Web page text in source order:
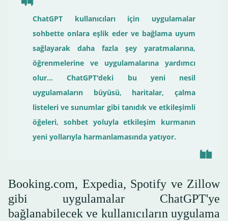
ChatGPT kullanıcıları için uygulamalar
sohbette onlara eşlik eder ve bağlama uyum
sağlayarak daha fazla şey yaratmalarına,
öğrenmelerine ve uygulamalarına yardımcı
olur... ChatGPT'deki bu yeni nesil
uygulamaların büyüsü, haritalar, çalma
listeleri ve sunumlar gibi tanıdık ve etkileşimli
öğeleri, sohbet yoluyla etkileşim kurmanın
yeni yollarıyla harmanlamasında yatıyor.
Booking.com, Expedia, Spotify ve Zillow
gibi uygulamalar ChatGPT'ye
bağlanabilecek ve kullanıcıların uygulama